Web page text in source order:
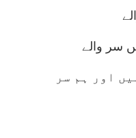
سر والے
اور ہم سر